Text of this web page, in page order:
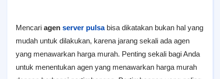
Mencari agen server pulsabisa dikatakan bukan hal yang
mudah untuk dilakukan, karena jarang sekali ada agen
yang menawarkan harga murah. Penting sekali bagi Anda
untuk menentukan agen yang menawarkan harga murah